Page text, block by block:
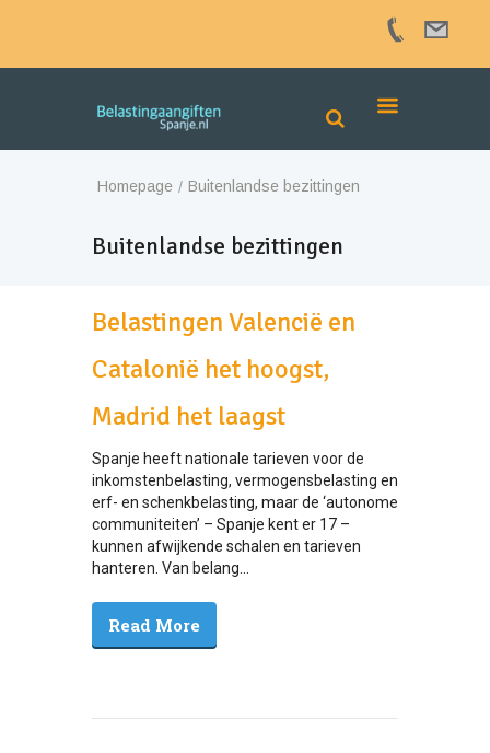
Homepage Buitenlandse bezittingen
Buitenlandse bezittingen
Belastingen Valencië en
Catalonië het hoogst,
Madrid het laagst
Spanje heeft nationale tarieven voor de
inkomstenbelasting, vermogensbelasting en
erf- en schenkbelasting, maar de ‘autonome
communiteiten’ – Spanje kent er 17 –
kunnen afwijkende schalen en tarieven
hanteren. Van belang...
Read More